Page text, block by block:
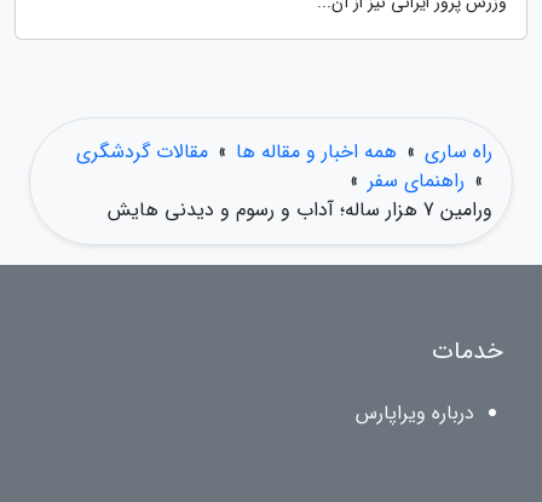
راه ساری » همه اخبار و مقاله ها » مقالات گردشگری
» راهنمای سفر »
ورامین 7 هزار ساله؛ آداب و رسوم و دیدنی هایش
خدمات
درباره ویراپارس